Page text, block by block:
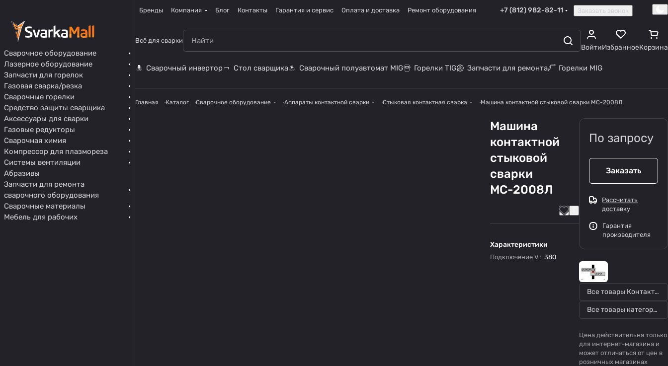
Бренды Компания Блог Контакты Гарантия и сервис Оплата и доставка Ремонт оборудования +7 (812) 982-82-11 Заказать звонок
Всё для сварки
ВойтиИзбранноеКорзина
Сварочный инвертор Стол сварщика Сварочный полуавтомат MIG Горелки TIG Запчасти для ремонта Горелки MIG
Главная Каталог Сварочное оборудование Аппараты контактной сварки Стыковая контактная сварка Машина контактной стыковой сварки МС-2008Л
Машина
контактной
стыковой
сварки
МС-2008Л
Характеристики
Подключение V : 380
По запросу
Заказать
Рассчитать
доставку
Гарантия
производителя
Все товары Контактная Сварка
Все товары категории
Цена действительна только
для интернет-магазина и
может отличаться от цен в
розничных магазинах
Сварочное оборудование
Лазерное оборудование
Запчасти для горелок
Газовая сварка/резка
Сварочные горелки
Средство защиты сварщика
Аксессуары для сварки
Газовые редукторы
Сварочная химия
Компрессор для плазмореза
Системы вентиляции
Абразивы
Запчасти для ремонта
сварочного оборудования
Сварочные материалы
Мебель для рабочих